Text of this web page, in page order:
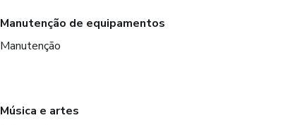
Manutenção de equipamentos
Manutenção
Música e artes